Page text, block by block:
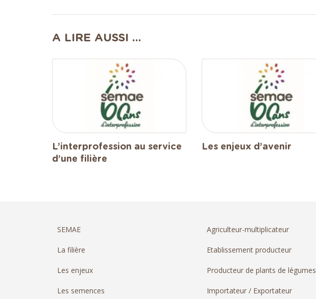
A LIRE AUSSI ...
L’interprofession au service
d’une filière
Les enjeux d’avenir
SEMAE
La filière
Les enjeux
Les semences
Agriculteur-multiplicateur
Etablissement producteur
Producteur de plants de légumes
Importateur / Exportateur